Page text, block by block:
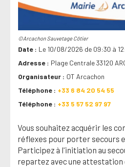
©Arcachon Sauvetage Côtier
Date
Le 10/08/2026 de 09:30 à
Adresse
Plage Centrale 33120
Organisateur
OT Arcachon
Téléphone
+33 6 84 20 54 55
Téléphone
+33 5 57 52 97 97
Vous souhaitez acquérir les
réflexes pour porter secours
Participez à l'initiation au
repartez avec une